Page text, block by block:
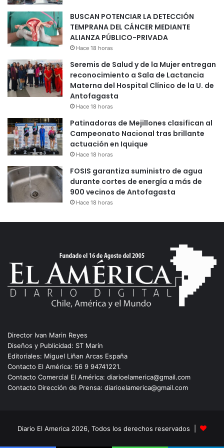
BUSCAN POTENCIAR LA DETECCIÓN
TEMPRANA DEL CÁNCER MEDIANTE
ALIANZA PÚBLICO-PRIVADA
Hace 18 horas
Seremis de Salud y de la Mujer entregan
reconocimiento a Sala de Lactancia
Materna del Hospital Clínico de la U. de
Antofagasta
Hace 18 horas
Patinadoras de Mejillones clasifican al
Campeonato Nacional tras brillante
actuación en Iquique
Hace 18 horas
FOSIS garantiza suministro de agua
durante cortes de energía a más de
900 vecinos de Antofagasta
Hace 18 horas
Director Ivan Marin Reyes
Diseños y Publicidad: ST Marín
Editoriales: Miguel Liñan Arcas España
Contacto El América: 56 9 94741221.
Contacto Comercial El América: diarioelamerica@gmail.com
Contacto Dirección de Prensa: diarioelamerica@gmail.com
Diario El America 2026, Todos los derechos reservados |